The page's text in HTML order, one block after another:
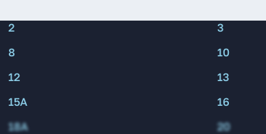
2 3
8 10
12 13
15А 16
18А 20